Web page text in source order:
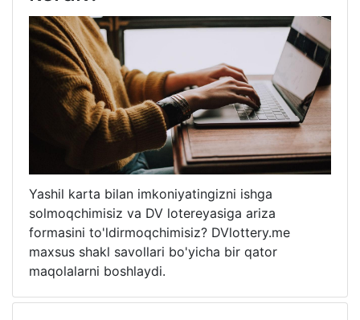
Yashil karta bilan imkoniyatingizni ishga
solmoqchimisiz va DV lotereyasiga ariza
formasini to'ldirmoqchimisiz? DVlottery.me
maxsus shakl savollari bo'yicha bir qator
maqolalarni boshlaydi.